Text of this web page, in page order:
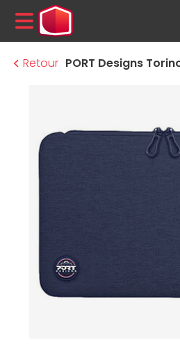
MENU
Retour PORT Designs